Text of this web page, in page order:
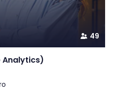
49
Analytics)